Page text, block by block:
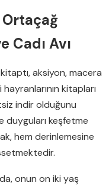
Cadı Avı
aksiyon, macera
kitapları
indir olduğunu
duyguları keşfetme
hem derinlemesine
onun on iki yaş